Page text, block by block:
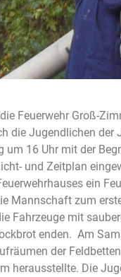
Feuerwehr Groß-
die Jugendlichen der
um 16 Uhr mit der
und Zeitplan
ein
Mannschaft zum
Fahrzeuge mit
enden. Am
der
herausstellte. Die